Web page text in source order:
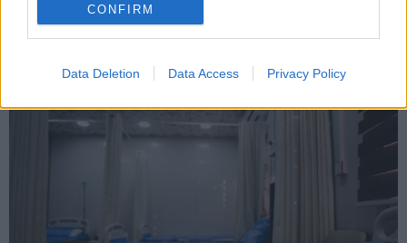
CONFIRM
Data Deletion Data Access Privacy Policy